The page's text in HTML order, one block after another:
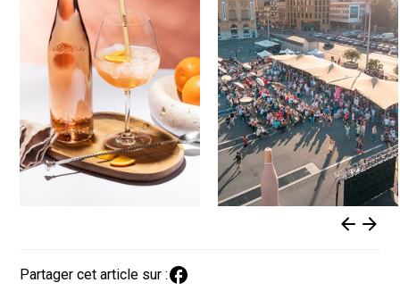
Partager cet article sur :